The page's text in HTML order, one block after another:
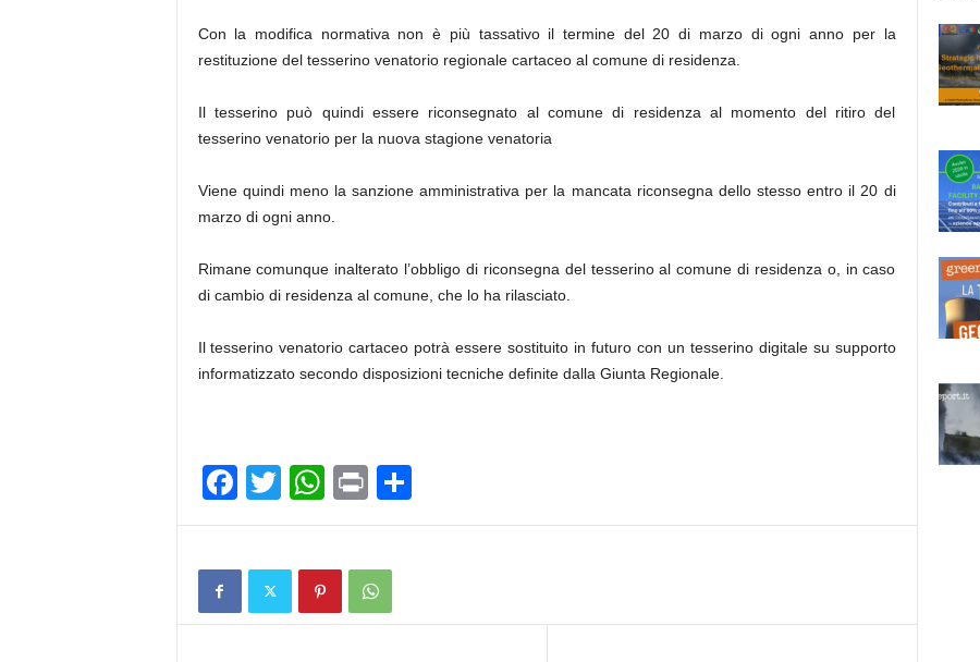
Con la modifica normativa non è più tassativo il termine del 20 di marzo di ogni anno per la
restituzione del tesserino venatorio regionale cartaceo al comune di residenza.
Il tesserino può quindi essere riconsegnato al comune di residenza al momento del ritiro del
tesserino venatorio per la nuova stagione venatoria
Viene quindi meno la sanzione amministrativa per la mancata riconsegna dello stesso entro il 20 di
marzo di ogni anno.
Rimane comunque inalterato l’obbligo di riconsegna del tesserino al comune di residenza o, in caso
di cambio di residenza al comune, che lo ha rilasciato.
Il tesserino venatorio cartaceo potrà essere sostituito in futuro con un tesserino digitale su supporto
informatizzato secondo disposizioni tecniche definite dalla Giunta Regionale.
F
a
b
T
wi
W
h
s
A
Pr
in o
vi